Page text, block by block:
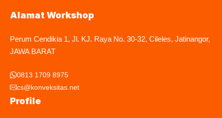
Alamat Workshop
Perum Cendikia 1, Jl. KJ. Raya No. 30-32, Cileles, Jatinangor,
JAWA BARAT
0813 1709 8975
cs@konveksitas.net
Profile